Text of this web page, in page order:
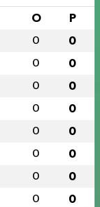
O P
0 0
0 0
0 0
0 0
0 0
0 0
0 0
0 0